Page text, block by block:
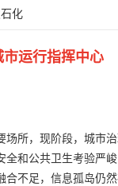
化
市运行指挥中心
场所，现阶段，城市
全和公共卫生考验严
合不足，信息孤岛仍